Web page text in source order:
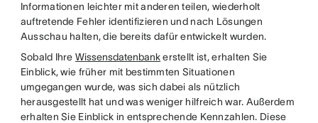
Informationen leichter mit anderen teilen, wiederholt
auftretende Fehler identifizieren und nach Lösungen
Ausschau halten, die bereits dafür entwickelt wurden.
Sobald IhreWissensdatenbankerstellt ist, erhalten Sie
Einblick, wie früher mit bestimmten Situationen
umgegangen wurde, was sich dabei als nützlich
herausgestellt hat und was weniger hilfreich war. Außerdem
erhalten Sie Einblick in entsprechende Kennzahlen. Diese